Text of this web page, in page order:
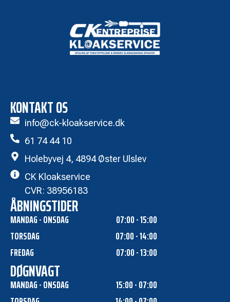
KONTAKT OS
info@ck-kloakservice.dk
61 74 44 10
Holebyvej 4, 4894 Øster Ulslev
CK Kloakservice
CVR: 38956183
ÅBNINGSTIDER
MANDAG - ONSDAG
07:00 - 15:00
TORSDAG
07:00 - 14:00
FREDAG
07:00 - 13:00
DØGNVAGT
MANDAG - ONSDAG
15:00 - 07:00